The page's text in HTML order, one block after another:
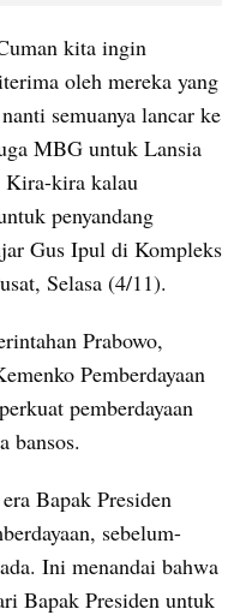
kita ingin
oleh mereka yang
semuanya lancar ke
MBG untuk Lansia
Kira-kira kalau
penyandang
Gus Ipul di Kompleks
Selasa (4/11).
Prabowo,
Pemberdayaan
pemberdayaan
bansos.
Bapak Presiden
sebelum-
Ini menandai bahwa
Bapak Presiden untuk